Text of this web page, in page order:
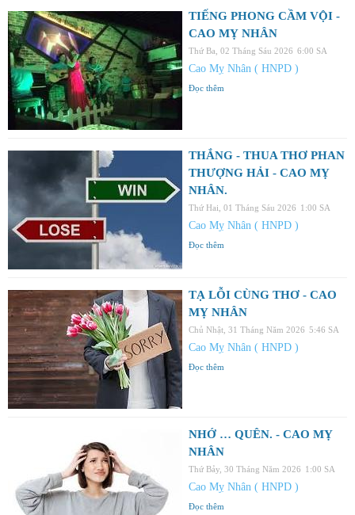
TIẾNG PHONG CẦM VỘI -
CAO MỴ NHÂN
Thứ Ba, 02 Tháng Sáu 2026 6:00 SA
Cao Mỵ Nhân ( HNPD )
Đọc thêm
THẮNG - THUA THƠ PHAN
THƯỢNG HẢI - CAO MỴ
NHÂN.
Thứ Hai, 01 Tháng Sáu 2026 1:00 SA
Cao Mỵ Nhân ( HNPD )
Đọc thêm
TẠ LỖI CÙNG THƠ - CAO
MỴ NHÂN
Chủ Nhật, 31 Tháng Năm 2026 5:46 SA
Cao Mỵ Nhân ( HNPD )
Đọc thêm
NHỚ … QUÊN. - CAO MỴ
NHÂN
Thứ Bảy, 30 Tháng Năm 2026 1:00 SA
Cao Mỵ Nhân ( HNPD )
Đọc thêm